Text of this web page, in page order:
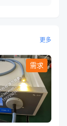
更多
需求